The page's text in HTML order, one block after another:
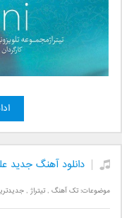
دانلود آهنگ جدید
موضوعات:تک آهنگ ,تیتراژ ,